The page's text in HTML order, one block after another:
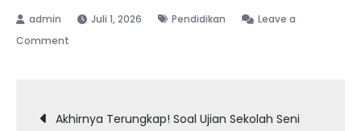
Juli 1, 2026 Pendidikan
Leave a
Comment
Ujian
Navigasi
Akhirnya Terungkap! Soal Ujian Sekolah Seni